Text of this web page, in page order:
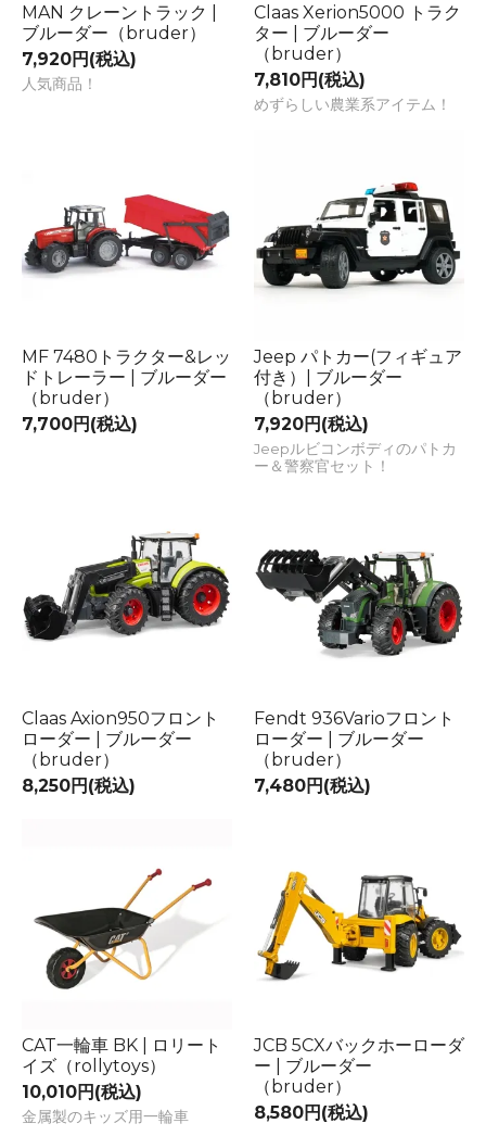
MAN クレーントラック |
ブルーダー（bruder）
7,920円(税込)
人気商品！
Claas Xerion5000 トラク
ター | ブルーダー
（bruder）
7,810円(税込)
めずらしい農業系アイテム！
MF 7480トラクター&レッ
ドトレーラー | ブルーダー
（bruder）
7,700円(税込)
Jeep パトカー(フィギュア
付き）| ブルーダー
（bruder）
7,920円(税込)
Jeepルビコンボディのパトカ
ー＆警察官セット！
Claas Axion950フロント
ローダー | ブルーダー
（bruder）
8,250円(税込)
Fendt 936Varioフロント
ローダー | ブルーダー
（bruder）
7,480円(税込)
CAT一輪車 BK | ロリート
イズ（rollytoys）
10,010円(税込)
金属製のキッズ用一輪車
JCB 5CXバックホーローダ
ー | ブルーダー
（bruder）
8,580円(税込)